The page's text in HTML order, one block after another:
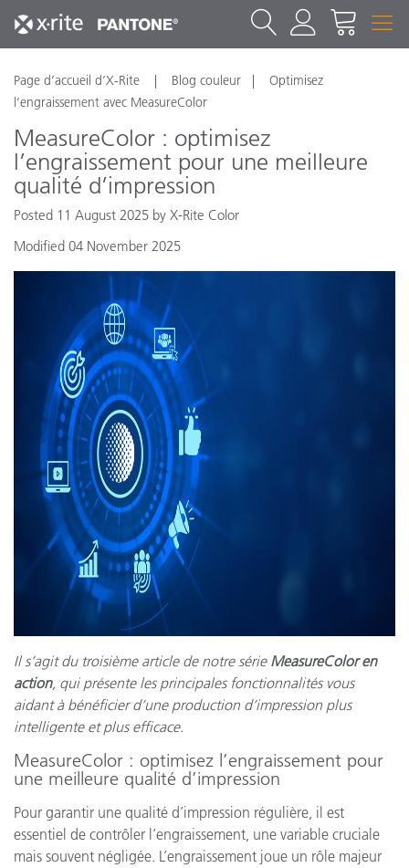
Page d’accueil d’X-Rite Blog couleur
Optimisez
l’engraissement avec MeasureColor
MeasureColor : optimisez
l’engraissement pour une meilleure
qualité d’impression
Posted 11 August 2025 by X-Rite Color
Modified 04 November 2025
Il s’agit du troisième article de notre série MeasureColor en
action, qui présente les principales fonctionnalités vous
aidant à bénéficier d’une production d’impression plus
intelligente et plus efficace.
MeasureColor : optimisez l’engraissement pour
une meilleure qualité d’impression
Pour garantir une qualité d’impression régulière, il est
essentiel de contrôler l’engraissement, une variable cruciale
mais souvent négligée. L’engraissement joue un rôle majeur